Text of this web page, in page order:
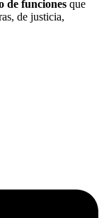
de funciones que
de justicia,